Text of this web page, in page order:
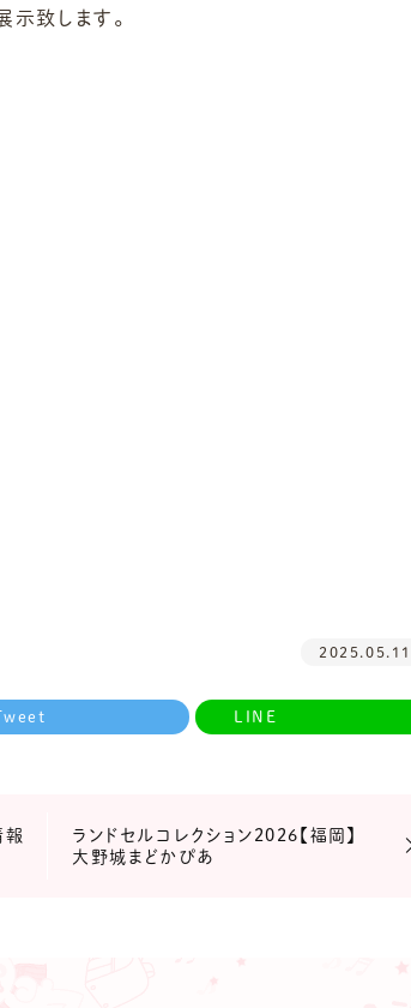
致します。
2025.05.11
LINE
ランドセルコレクション2026【福岡】
大野城まどかぴあ
報